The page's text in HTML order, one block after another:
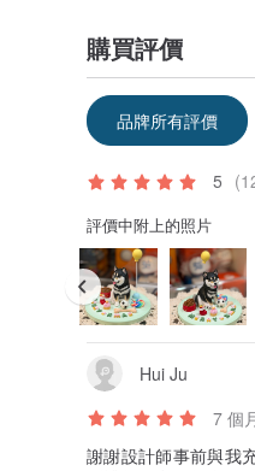
購買評價
品牌所有評價
5
評價中附上的照片
Hui Ju
7 個
謝謝設計師事前與我